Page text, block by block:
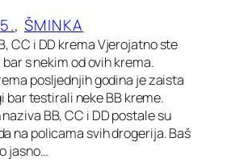
, ŠMINKA
CC i DD krema Vjerojatno ste
s nekim od ovih krema.
posljednjih godina je zaista
bar testirali neke BB kreme.
BB, CC i DD postale su
na policama svih drogerija. Baš
jasno…